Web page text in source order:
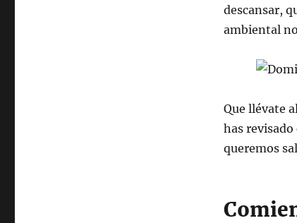
descansar,
ambiental
Que llévate
has
queremos